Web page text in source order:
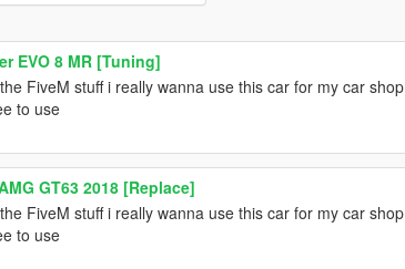
EVO 8 MR [Tuning]
FiveM stuff i really wanna use this car for my car shop
to use
GT63 2018 [Replace]
FiveM stuff i really wanna use this car for my car shop
to use